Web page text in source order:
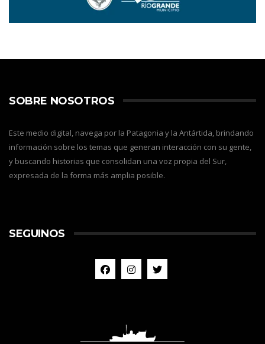
SOBRE NOSOTROS
Este medio digital, navega por la Patagonia y la Antártida, brindando
información sobre los temas que generan interacción con su gente,
y buscando historias que consolidan una voz propia del Sur,
expresada de la forma más amplia posible.
SEGUINOS